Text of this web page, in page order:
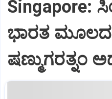
Singapore:
ಭಾರತ
ಷಣ್ಮುಗರತ್ನಂ